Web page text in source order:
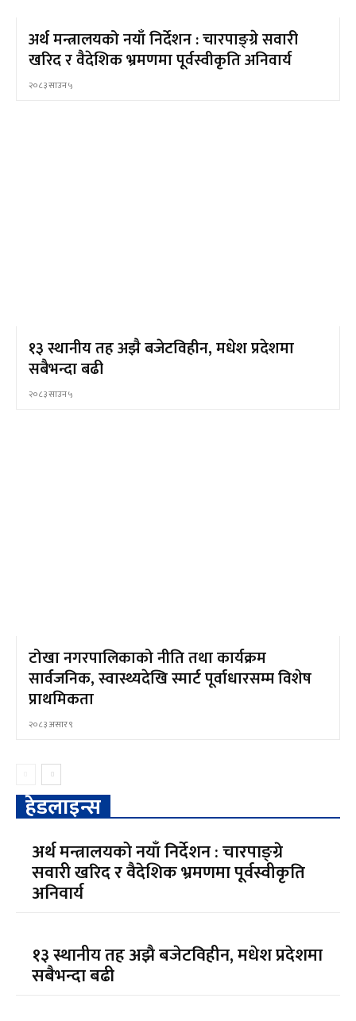
अर्थ मन्त्रालयको नयाँ निर्देशन : चारपाङ्ग्रे सवारी
खरिद र वैदेशिक भ्रमणमा पूर्वस्वीकृति अनिवार्य
२०८३ साउन ५
१३ स्थानीय तह अझै बजेटविहीन, मधेश प्रदेशमा
सबैभन्दा बढी
२०८३ साउन ५
टोखा नगरपालिकाको नीति तथा कार्यक्रम
सार्वजनिक, स्वास्थ्यदेखि स्मार्ट पूर्वाधारसम्म विशेष
प्राथमिकता
२०८३ असार ९
हेडलाइन्स
अर्थ मन्त्रालयको नयाँ निर्देशन : चारपाङ्ग्रे
सवारी खरिद र वैदेशिक भ्रमणमा पूर्वस्वीकृति
अनिवार्य
१३ स्थानीय तह अझै बजेटविहीन, मधेश प्रदेशमा
सबैभन्दा बढी